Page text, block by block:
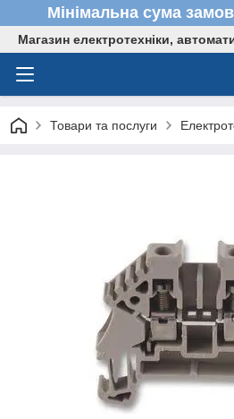
Мінімальна сума
Магазин електротехніки,
Товари та послуги